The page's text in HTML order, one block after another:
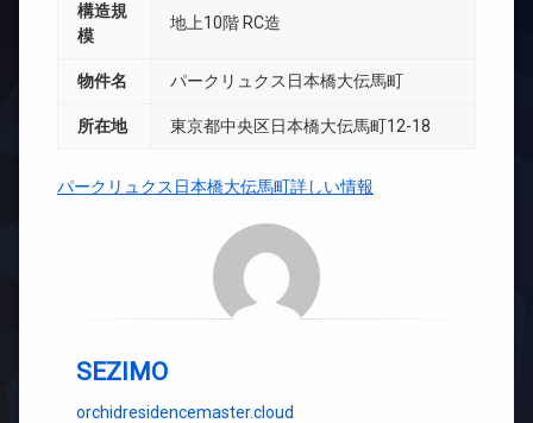
構造規
模
地上10階 RC造
物件名 パークリュクス日本橋大伝馬町
所在地 東京都中央区日本橋大伝馬町12-18
パークリュクス日本橋大伝馬町詳しい情報
SEZIMO
orchidresidencemaster.cloud